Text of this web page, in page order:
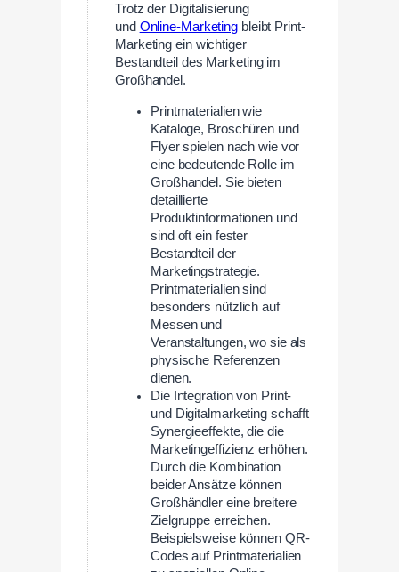
Trotz der Digitalisierung
und Online-Marketing bleibt Print-
Marketing ein wichtiger
Bestandteil des Marketing im
Großhandel.
Printmaterialien wie
Kataloge, Broschüren und
Flyer spielen nach wie vor
eine bedeutende Rolle im
Großhandel. Sie bieten
detaillierte
Produktinformationen und
sind oft ein fester
Bestandteil der
Marketingstrategie.
Printmaterialien sind
besonders nützlich auf
Messen und
Veranstaltungen, wo sie als
physische Referenzen
dienen.
Die Integration von Print-
und Digitalmarketing schafft
Synergieeffekte, die die
Marketingeffizienz erhöhen.
Durch die Kombination
beider Ansätze können
Großhändler eine breitere
Zielgruppe erreichen.
Beispielsweise können QR-
Codes auf Printmaterialien